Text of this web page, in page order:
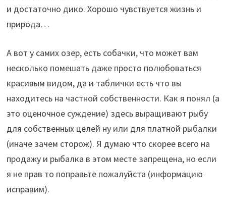
и достаточно дико. Хорошо чувствуется жизнь и
природа…
А вот у самих озер, есть собачки, что может вам
несколько помешать даже просто полюбоваться
красивым видом, да и таблички есть что вы
находитесь на частной собственности. Как я понял (а
это оценочное суждение) здесь выращивают рыбу
для собственных целей ну или для платной рыбалки
(иначе зачем сторож). Я думаю что скорее всего на
продажу и рыбалка в этом месте запрещена, но если
я не прав то поправьте пожалуйста (информацию
исправим).